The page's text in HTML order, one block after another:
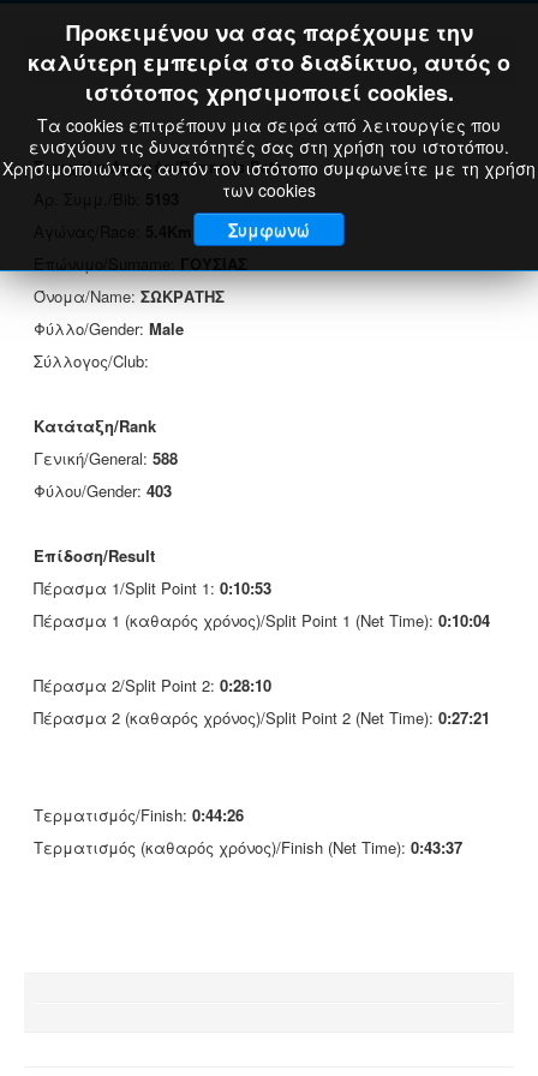
Στοιχεία Δρομέα/Runner's Data
Όνομα/Name:ΣΩΚΡΑΤΗΣ
Φύλλο/Gender: Male
Σύλλογος/Club:
Κατάταξη/Rank
Γενική/General: 588
Φύλου/Gender: 403
Επίδοση/Result
Πέρασμα 1/Split Point 1: 0:10:53
Πέρασμα 1 (καθαρός χρόνος)/Split Point 1 (Net Time): 0:10:04
Πέρασμα 2/Split Point 2: 0:28:10
Πέρασμα 2 (καθαρός χρόνος)/Split Point 2 (Net Time): 0:27:21
Τερματισμός/Finish: 0:44:26
Τερματισμός (καθαρός χρόνος)/Finish (Net Time): 0:43:37
Προκειμένου να σας παρέχουμε την
καλύτερη εμπειρία στο διαδίκτυο, αυτός ο
ιστότοπος χρησιμοποιεί cookies.
Τα cookies επιτρέπουν μια σειρά από λειτουργίες που
ενισχύουν τις δυνατότητές σας στη χρήση του ιστοτόπου.
Χρησιμοποιώντας αυτόν τον ιστότοπο συμφωνείτε με τη χρήση
των cookies
Συμφωνώ